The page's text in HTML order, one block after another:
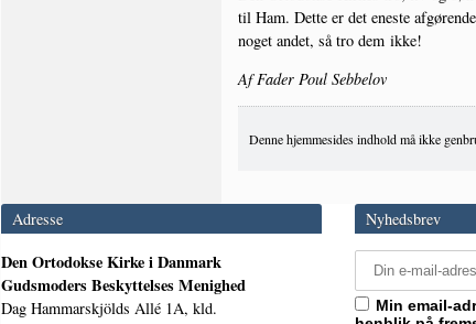
til Ham. Det­te er det ene­ste
noget andet, så tro dem ikke!
Af Fader Poul Sebbelov
Denne hjemmesides indhold må ikke
Adresse
Den Ortodokse Kirke i Danmark
Gudsmoders Beskyttelses Menighed
Dag Hammarskjölds Allé 1A, kld.
Nyhedsbrev
Min email-